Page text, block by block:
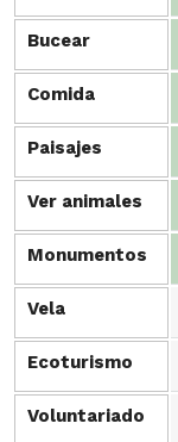
Bucear
Comida
Paisajes
Ver animales
Monumentos
Vela
Ecoturismo
Voluntariado
Bucear
Comida
Paisajes
Ver animales
Monumentos
Vela
Ecoturismo
Voluntariado